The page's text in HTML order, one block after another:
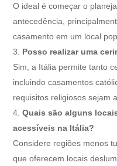
O ideal é começar o
antecedência,
casamento em um local
Posso realizar uma
Sim, a Itália permite tanto
incluindo casamentos
requisitos religiosos sejam
Quais são alguns
acessíveis na Itália?
Considere regiões menos
que oferecem locais